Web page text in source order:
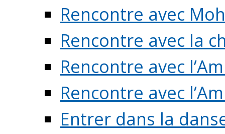
Rencontre avec
Rencontre avec la
Rencontre avec
Rencontre avec
Entrer dans la